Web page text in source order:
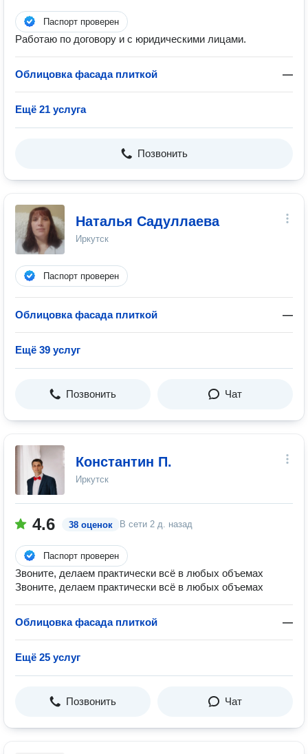
Паспорт проверен
Работаю по договору и с юридическими лицами.
Облицовка фасада плиткой —
Ещё 21 услуга
Позвонить
Наталья Садуллаева
Иркутск
Паспорт проверен
Облицовка фасада плиткой —
Ещё 39 услуг
Позвонить Чат
Константин П.
Иркутск
4.6 38 оценок В сети 2 д. назад
Паспорт проверен
Звоните, делаем практически всё в любых объемах
Звоните, делаем практически всё в любых объемах
Облицовка фасада плиткой —
Ещё 25 услуг
Позвонить Чат